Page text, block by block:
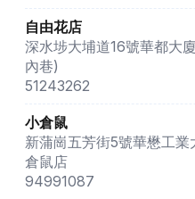
自由花店
深水埗大埔道16號華都大
內巷)
51243262
小倉鼠
新蒲崗五芳街5號華懋工
倉鼠店
94991087